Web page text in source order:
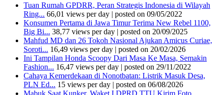
Tuan Rumah GPDRR, Peran Strategis Indonesia di Wilayah
Ring... 66,01 views per day | posted on 09/05/2022
Konsumen Pertama di Jawa Timur Terima New Rebel 1100,
Big Bi... 38,77 views per day | posted on 20/09/2025
Mahfud MD dan 26 Tokoh Nasional Ajukan Amicus Curiae,
Soroti... 16,49 views per day | posted on 20/02/2026
Ini Tampilan Honda Scoopy Dari Masa Ke Masa, Semakin
Fashion... 16,47 views per day | posted on 29/11/2022
Cahaya Kemerdekaan di Nonotbatan: Listrik Masuk Desa,
PLN Ed... 15 views per day | posted on 06/08/2026
Mabuk Saat Kunker, Waket I DPRD TTU Kirim Foto